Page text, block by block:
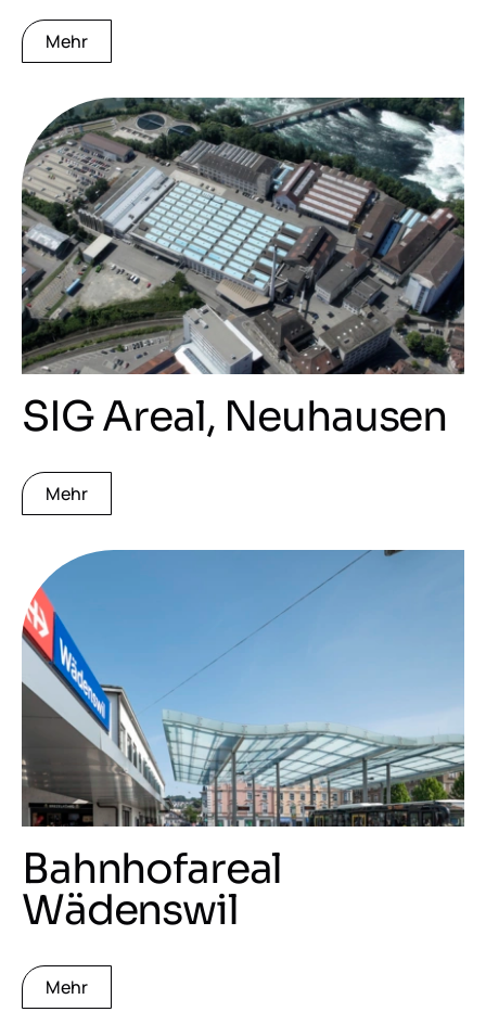
Mehr
SIG Areal, Neuhausen
Mehr
Bahnhofareal
Wädenswil
Mehr